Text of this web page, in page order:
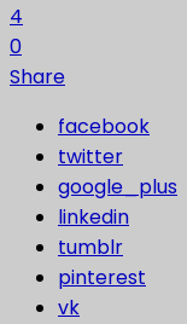
4
0
Share
facebook
twitter
google_plus
linkedin
tumblr
pinterest
vk